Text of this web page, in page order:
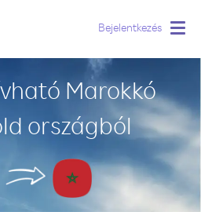
Bejelentkezés
Marokkó
országból